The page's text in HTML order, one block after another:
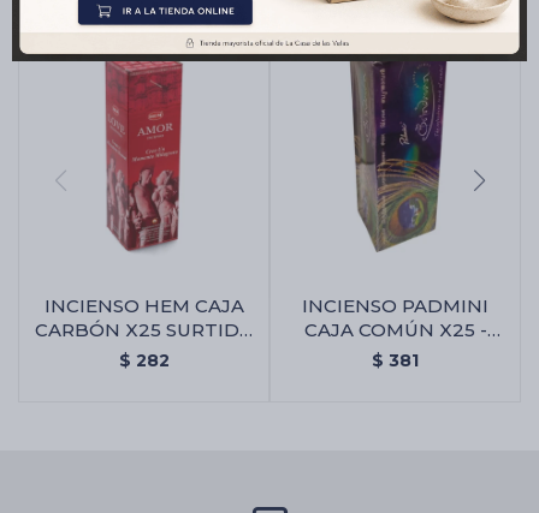
INCIENSO HEM CAJA
CARBÓN X25 SURTIDA
- Amor Y Atracción
$ 282
INCIENSO PADMINI
CAJA COMÚN X25 -
Brindavan
$ 381